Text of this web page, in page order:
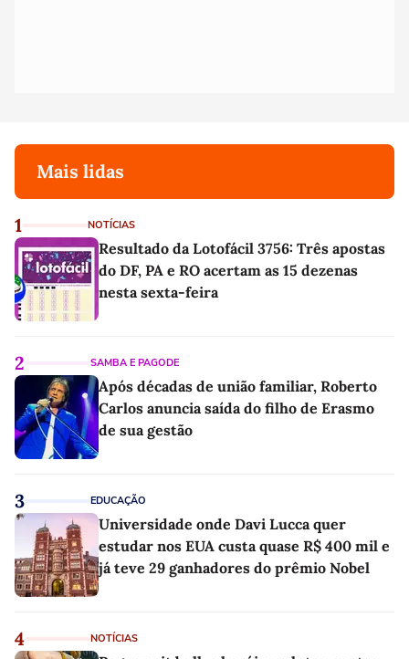
Mais lidas
1 NOTÍCIAS
Resultado da Lotofácil 3756: Três apostas
do DF, PA e RO acertam as 15 dezenas
nesta sexta-feira
2 SAMBA E PAGODE
Após décadas de união familiar, Roberto
Carlos anuncia saída do filho de Erasmo
de sua gestão
3 EDUCAÇÃO
Universidade onde Davi Lucca quer
estudar nos EUA custa quase R$ 400 mil e
já teve 29 ganhadores do prêmio Nobel
4 NOTÍCIAS